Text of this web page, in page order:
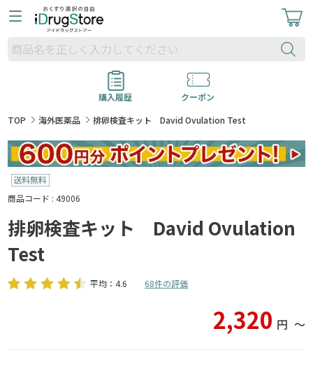
購入履歴
クーポン
TOP
海外医薬品 排卵検査キット David Ovulation Test
商品コード : 49006
排卵検査キット David Ovulation
Test
平均：4.6 68件の評価
2,320 円 〜